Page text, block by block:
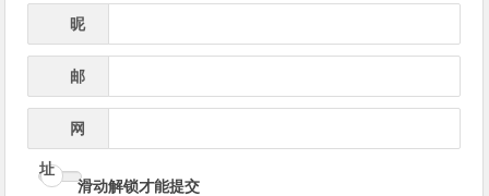
昵
*
邮
*
网
址
滑动解锁才能提交